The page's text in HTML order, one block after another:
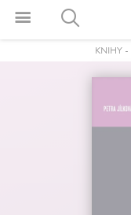
KNIHY -